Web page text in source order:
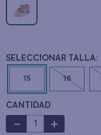
15 16
CANTIDAD
＋
－